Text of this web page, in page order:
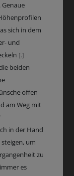
und
[.]
beiden
offen
am Weg mit
um
zu
es